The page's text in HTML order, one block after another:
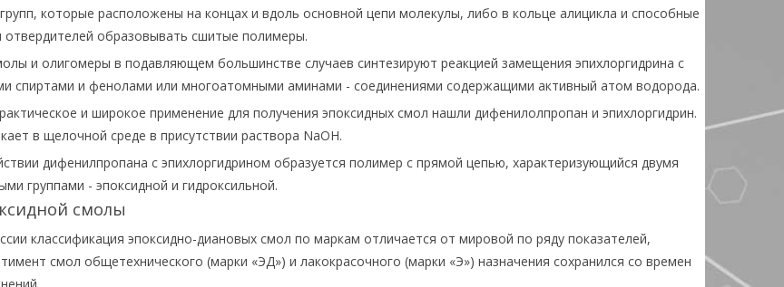
которые расположены на концах и вдоль основной цепи молекулы, либо в кольце алицикла и способные
отвердителей образовывать сшитые полимеры.
и олигомеры в подавляющем большинстве случаев синтезируют реакцией замещения эпихлоргидрина с
спиртами и фенолами или многоатомными аминами - соединениями содержащими активный атом водорода.
и широкое применение для получения эпоксидных смол нашли дифенилолпропан и эпихлоргидрин.
в щелочной среде в присутствии раствора NаОН.
дифенилпропана с эпихлоргидрином образуется полимер с прямой цепью, характеризующийся двумя
группами - эпоксидной и гидроксильной.
смолы
классификация эпоксидно-диановых смол по маркам отличается от мировой по ряду показателей,
смол общетехнического (марки «ЭД») и лакокрасочного (марки «Э») назначения сохранился со времен